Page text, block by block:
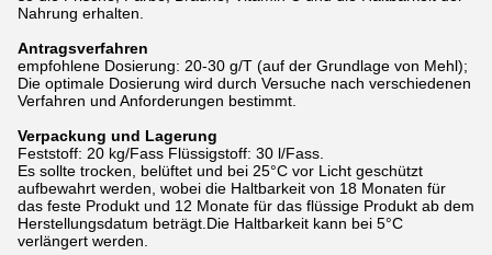
Nahrung erhalten.
Antragsverfahren
empfohlene Dosierung: 20-30 g/T (auf der Grundlage von Mehl);
Die optimale Dosierung wird durch Versuche nach verschiedenen
Verfahren und Anforderungen bestimmt.
Verpackung und Lagerung
Feststoff: 20 kg/Fass Flüssigstoff: 30 l/Fass.
Es sollte trocken, belüftet und bei 25°C vor Licht geschützt
aufbewahrt werden, wobei die Haltbarkeit von 18 Monaten für
das feste Produkt und 12 Monate für das flüssige Produkt ab dem
Herstellungsdatum beträgt.Die Haltbarkeit kann bei 5°C
verlängert werden.